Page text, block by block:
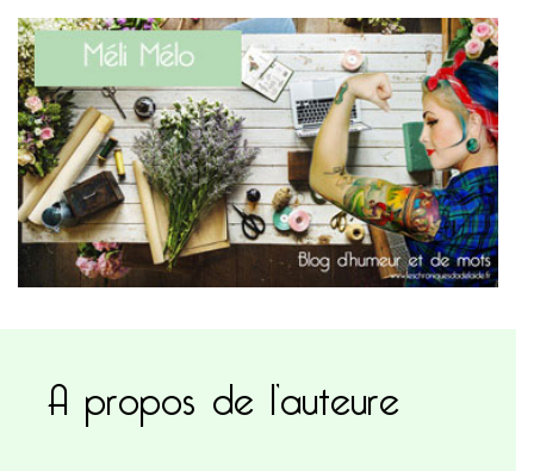
A propos de l’auteure